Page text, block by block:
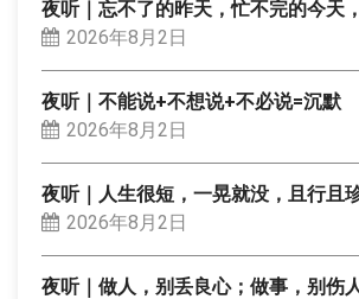
夜听｜忘不了的昨天，忙不完的今天
2026年8月2日
夜听｜不能说+不想说+不必说=沉默
2026年8月2日
夜听｜人生很短，一晃就没，且行且
2026年8月2日
夜听｜做人，别丢良心；做事，别伤